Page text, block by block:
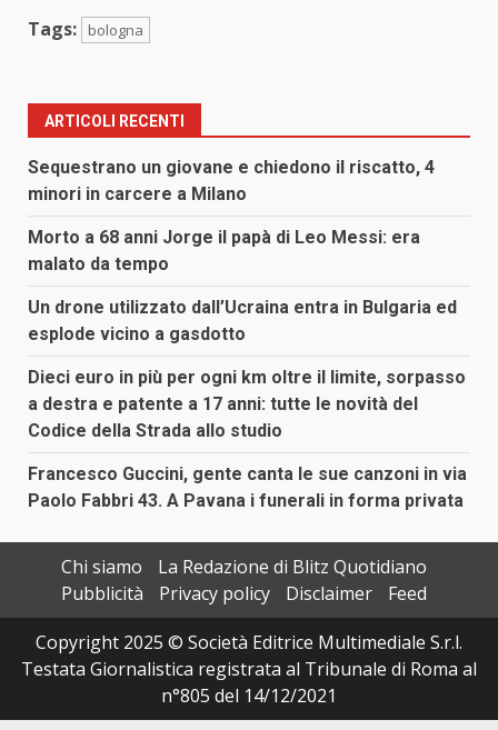
Tags: bologna
ARTICOLI RECENTI
Sequestrano un giovane e chiedono il riscatto, 4
minori in carcere a Milano
Morto a 68 anni Jorge il papà di Leo Messi: era
malato da tempo
Un drone utilizzato dall’Ucraina entra in Bulgaria ed
esplode vicino a gasdotto
Dieci euro in più per ogni km oltre il limite, sorpasso
a destra e patente a 17 anni: tutte le novità del
Codice della Strada allo studio
Francesco Guccini, gente canta le sue canzoni in via
Paolo Fabbri 43. A Pavana i funerali in forma privata
Chi siamo
La Redazione di Blitz Quotidiano
Pubblicità
Privacy policy Disclaimer
Feed
Copyright 2025 © Società Editrice Multimediale S.r.l.
Testata Giornalistica registrata al Tribunale di Roma al
n°805 del 14/12/2021